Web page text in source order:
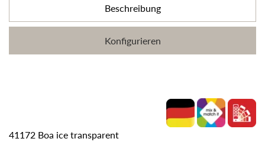
Beschreibung
Konfigurieren
41172 Boa ice transparent